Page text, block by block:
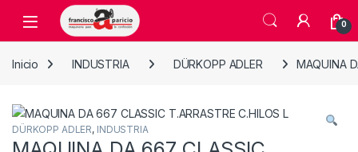
Skip to navigation
Skip to content
Open 0
Inicio INDUSTRIA DÜRKOPP ADLER MAQUINA
DÜRKOPP ADLER, INDUSTRIA